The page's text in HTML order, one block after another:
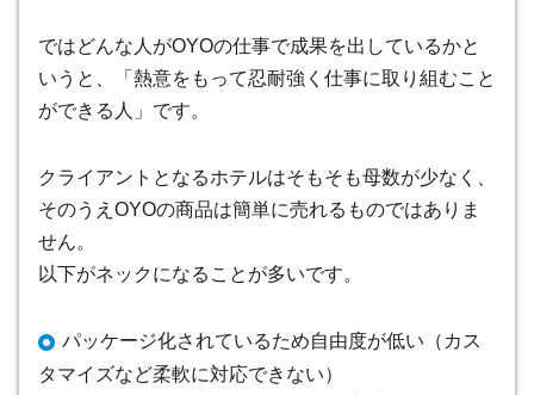
ではどんな人がOYOの仕事で成果を出しているかと
いうと、「熱意をもって忍耐強く仕事に取り組むこと
ができる人」です。
クライアントとなるホテルはそもそも母数が少なく、
そのうえOYOの商品は簡単に売れるものではありま
せん。
以下がネックになることが多いです。
パッケージ化されているため自由度が低い（カス
タマイズなど柔軟に対応できない）